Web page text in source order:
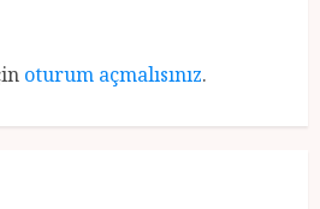
oturum açmalısınız.